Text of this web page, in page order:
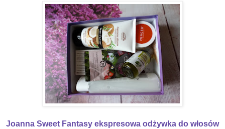
Joanna Sweet Fantasy ekspresowa odżywka do włosów